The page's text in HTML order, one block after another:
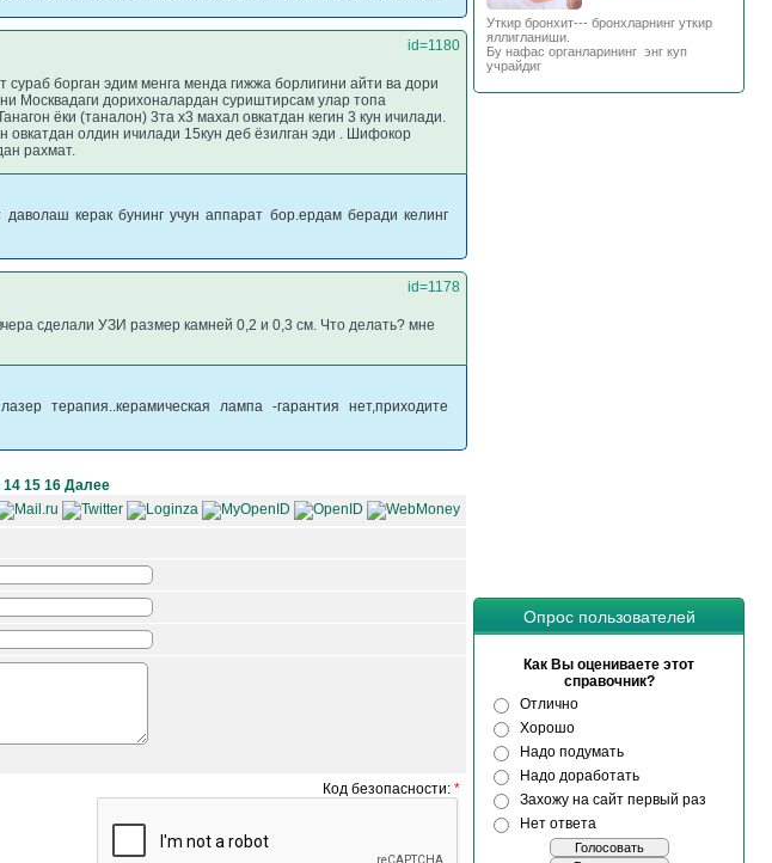
id=1180
борган эдим менга менда гижжа борлигини айти ва дори
Москвадаги дорихоналардан суриштирсам улар топа
ёки (таналон) 3та х3 махал овкатдан кегин 3 кун ичилади.
овкатдан олдин ичилади 15кун деб ёзилган эди . Шифокор
рахмат.
керак бунинг учун аппарат бор.ердам беради келинг
id=1178
сделали УЗИ размер камней 0,2 и 0,3 см. Что делать? мне
терапия..керамическая лампа -гарантия нет,приходите
14 15 16 Далее
Код безопасности: *
Уткир бронхит--- бронхларнинг уткир
яллигланиши.
Бу нафас органларининг энг куп
учрайдиг
Опрос пользователей
Как Вы оцениваете этот
справочник?
Отлично
Хорошо
Надо подумать
Надо доработать
Захожу на сайт первый раз
Нет ответа